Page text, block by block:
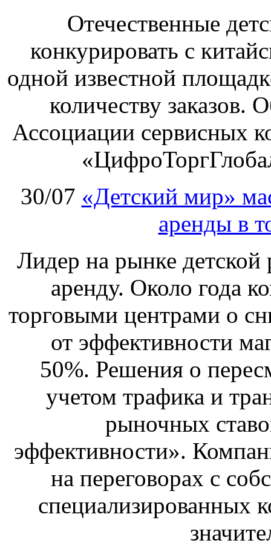
Отечественные
конкурировать с
одной известной
количеству заказов.
Ассоциации сервисных
30/07 «Детский мир»
аренды в
Лидер на рынке детской
аренду. Около года
торговыми центрами о
от эффективности
50%. Решения о
учетом трафика и
рыночных
эффективности».
на переговорах с
специализированных